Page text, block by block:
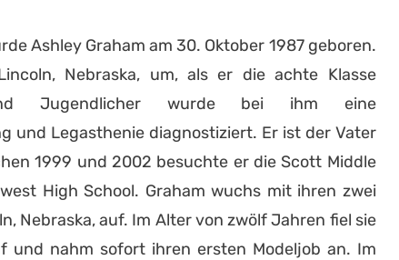
Ashley Graham am 30. Oktober 1987 geboren.
Nebraska, um, als er die achte Klasse
Jugendlicher wurde bei ihm eine
und Legasthenie diagnostiziert. Er ist der Vater
1999 und 2002 besuchte er die Scott Middle
High School. Graham wuchs mit ihren zwei
Nebraska, auf. Im Alter von zwölf Jahren fiel sie
und nahm sofort ihren ersten Modeljob an. Im